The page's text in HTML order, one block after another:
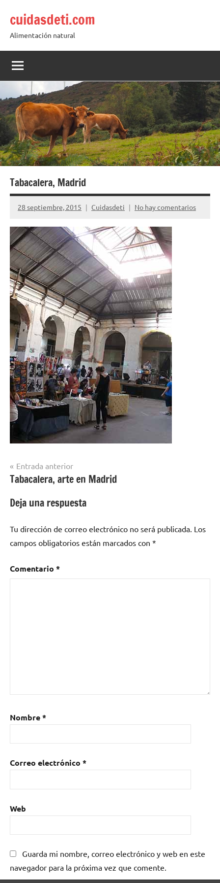
contenido
cuidasdeti.com
Alimentación natural
Tabacalera, Madrid
28 septiembre, 2015 Cuidasdeti No hay comentarios
Navegación
de
entradas
Entrada anterior
Tabacalera, arte en Madrid
Deja una respuesta
Tu dirección de correo electrónico no será publicada. Los
campos obligatorios están marcados con *
Comentario *
Nombre*
Correo electrónico *
Web
Guarda mi nombre, correo electrónico y web en este
navegador para la próxima vez que comente.